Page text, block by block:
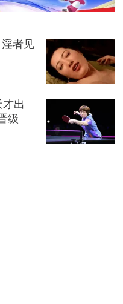
者见
出
级